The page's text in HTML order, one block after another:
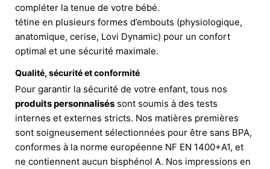
compléter la tenue de votre bébé.
tétine en plusieurs formes d’embouts (physiologique,
anatomique, cerise, Lovi Dynamic) pour un confort
optimal et une sécurité maximale.
Qualité, sécurité et conformité
Pour garantir la sécurité de votre enfant, tous nos
produits personnalisés sont soumis à des tests
internes et externes stricts. Nos matières premières
sont soigneusement sélectionnées pour être sans BPA,
conformes à la norme européenne NF EN 1400+A1, et
ne contiennent aucun bisphénol A. Nos impressions en